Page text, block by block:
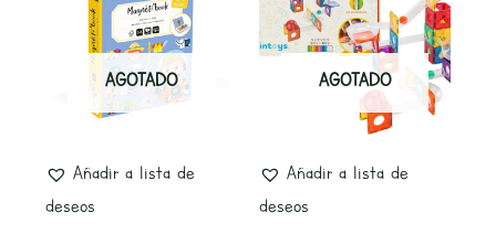
AGOTADO
Añadir a lista de
deseos
AGOTADO
Añadir a lista de
deseos